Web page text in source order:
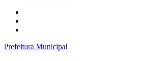
Prefeitura Municipal